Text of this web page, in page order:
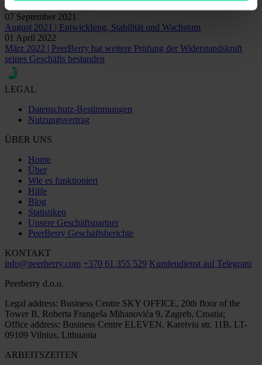
Höhe von 10,61 Mio. €
07 September 2021
August 2021 | Entwicklung, Stabilität und Wachstum
01 April 2022
März 2022 | PeerBerry hat weitere Prüfung der Widerstandskraft
seines Geschäfts bestanden
LEGAL
Datenschutz-Bestimmungen
Nutzungsvertrag
ÜBER UNS
Home
Über
Wie es funktioniert
Hilfe
Blog
Statistiken
Unsere Geschäftspartner
PeerBerry Geschäftsberichte
KONTAKT
info@peerberry.com +370 61 355 529 Kundendienst auf Telegram
Peerberry d.o.o.
Legal address: Business Centre SKY OFFICE, 20th floor of the
Tower B, Roberta Frangeša Mihanovića 9, Zagreb, Croatia;
Office address: Business Centre ELEVEN, Kareiviu str. 11B, LT-
09109 Vilnius, Lithuania
ARBEITSZEITEN